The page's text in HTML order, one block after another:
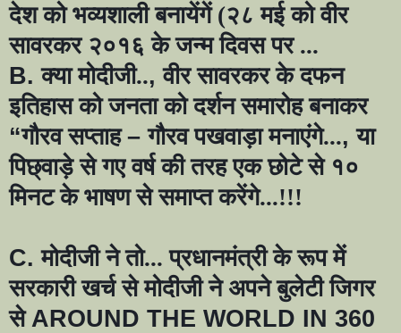
देश को भव्यशाली बनायेंगें (२८ मई को वीर
सावरकर २०१६ के जन्म दिवस पर ...
B.क्या मोदीजी..,वीर सावरकर के दफन
इतिहास को जनता को दर्शन समारोह बनाकर
“गौरव सप्ताह–गौरव पखवाड़ा मनाएंगे...,या
पिछ्वाड़े से गए वर्ष की तरह एक छोटे से १०
मिनट के भाषण से समाप्त करेंगे...!!!
C.मोदीजी ने तो... प्रधानमंत्री के रूप में
सरकारी खर्च से मोदीजी ने अपने बुलेटी जिगर
से AROUND THE WORLD IN 360